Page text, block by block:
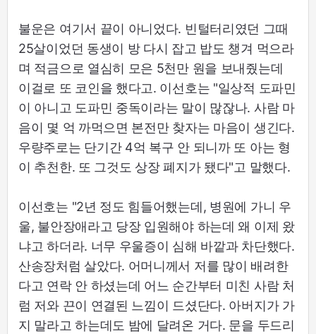
불운은 여기서 끝이 아니었다. 빈털터리였던 그때
25살이었던 동생이 방 다시 잡고 밥도 챙겨 먹으라
며 적금으로 열심히 모은 5천만 원을 보내줬는데
이걸로 또 코인을 했다고. 이선호는 "일상적 도파민
이 아니고 도파민 중독이라는 말이 많잖나. 사람 마
음이 몇 억 까먹으면 본전만 찾자는 마음이 생긴다.
우량주로는 단기간 4억 복구 안 되니까 또 아는 형
이 추천한. 또 그것도 상장 폐지가 됐다"고 말했다.
이선호는 "2년 정도 힘들어했는데, 병원에 가니 우
울, 불안장애라고 당장 입원해야 하는데 왜 이제 왔
냐고 하더라. 너무 우울증이 심해 바깥과 차단했다.
산송장처럼 살았다. 어머니께서 저를 많이 배려한
다고 연락 안 하셨는데 어느 순간부터 미친 사람 처
럼 저와 끈이 연결된 느낌이 드셨단다. 아버지가 가
지 말라고 하는데도 밤에 달려온 거다. 문을 두드리